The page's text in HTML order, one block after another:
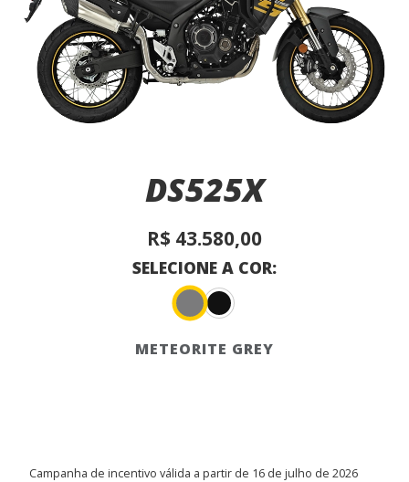
DS525X
R$ 43.580,00
SELECIONE A COR:
METEORITE GREY
Campanha de incentivo válida a partir de 16 de julho de 2026